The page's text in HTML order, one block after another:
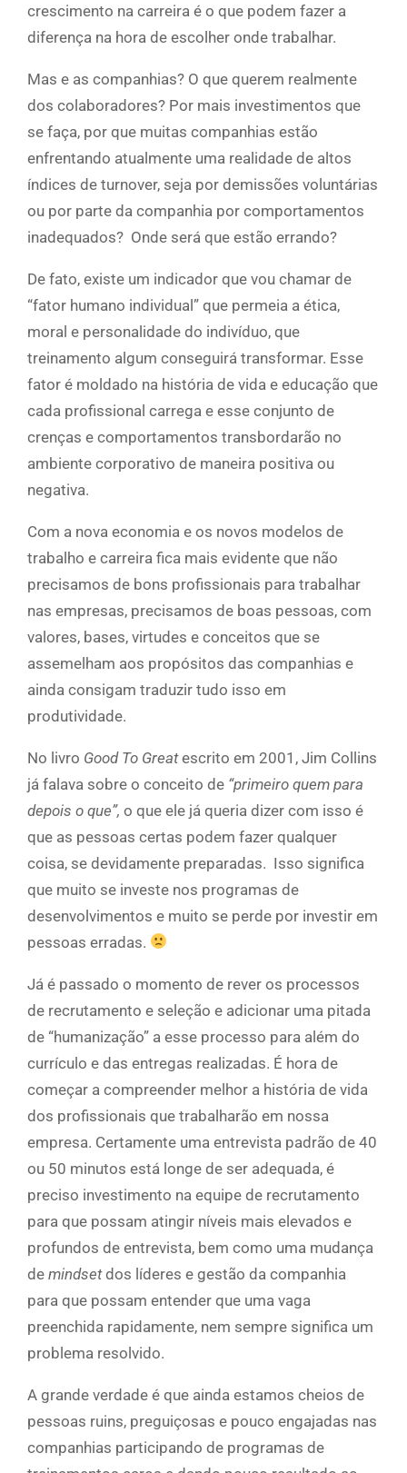
crescimento na carreira é o que podem fazer a
diferença na hora de escolher onde trabalhar.
Mas e as companhias? O que querem realmente
dos colaboradores? Por mais investimentos que
se faça, por que muitas companhias estão
enfrentando atualmente uma realidade de altos
índices de turnover, seja por demissões voluntárias
ou por parte da companhia por comportamentos
inadequados? Onde será que estão errando?
De fato, existe um indicador que vou chamar de
“fator humano individual” que permeia a ética,
moral e personalidade do indivíduo, que
treinamento algum conseguirá transformar. Esse
fator é moldado na história de vida e educação que
cada profissional carrega e esse conjunto de
crenças e comportamentos transbordarão no
ambiente corporativo de maneira positiva ou
negativa.
Com a nova economia e os novos modelos de
trabalho e carreira fica mais evidente que não
precisamos de bons profissionais para trabalhar
nas empresas, precisamos de boas pessoas, com
valores, bases, virtudes e conceitos que se
assemelham aos propósitos das companhias e
ainda consigam traduzir tudo isso em
produtividade.
No livro Good To Greatescrito em 2001, Jim Collins
já falava sobre o conceito de “primeiro quem para
depois o que”, o que ele já queria dizer com isso é
que as pessoas certas podem fazer qualquer
coisa, se devidamente preparadas. Isso significa
que muito se investe nos programas de
desenvolvimentos e muito se perde por investir em
pessoas erradas.
Já é passado o momento de rever os processos
de recrutamento e seleção e adicionar uma pitada
de “humanização” a esse processo para além do
currículo e das entregas realizadas. É hora de
começar a compreender melhor a história de vida
dos profissionais que trabalharão em nossa
empresa. Certamente uma entrevista padrão de 40
ou 50 minutos está longe de ser adequada, é
preciso investimento na equipe de recrutamento
para que possam atingir níveis mais elevados e
profundos de entrevista, bem como uma mudança
de mindsetdos líderes e gestão da companhia
para que possam entender que uma vaga
preenchida rapidamente, nem sempre significa um
problema resolvido.
A grande verdade é que ainda estamos cheios de
pessoas ruins, preguiçosas e pouco engajadas nas
companhias participando de programas de